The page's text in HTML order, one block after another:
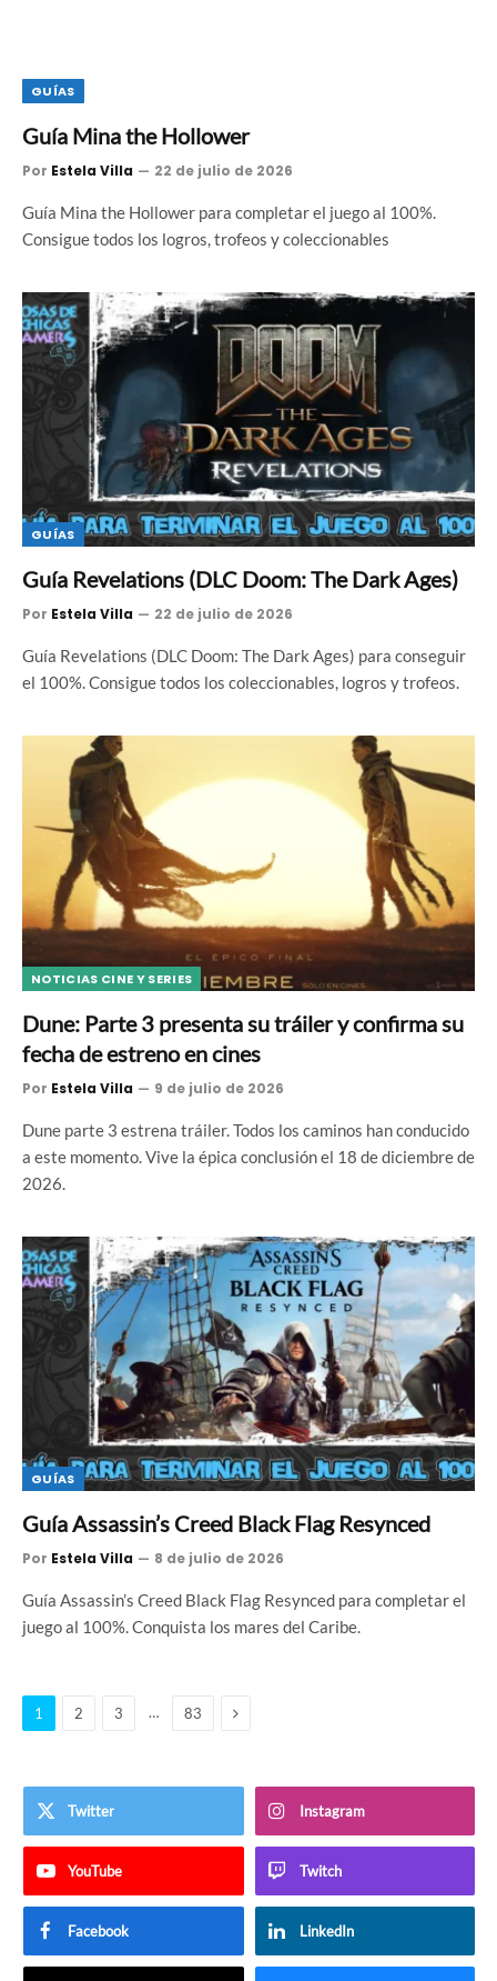
GUÍAS
Guía Mina the Hollower
Por Estela Villa 22 de julio de 2026
Guía Mina the Hollower para completar el juego al 100%.
Consigue todos los logros, trofeos y coleccionables
GUÍAS
Guía Revelations (DLC Doom: The Dark Ages)
Por Estela Villa 22 de julio de 2026
Guía Revelations (DLC Doom: The Dark Ages) para conseguir
el 100%. Consigue todos los coleccionables, logros y trofeos.
NOTICIAS CINE Y SERIES
Dune: Parte 3 presenta su tráiler y confirma su
fecha de estreno en cines
Por Estela Villa 9 de julio de 2026
Dune parte 3 estrena tráiler. Todos los caminos han conducido
a este momento. Vive la épica conclusión el 18 de diciembre de
2026.
GUÍAS
Guía Assassin’s Creed Black Flag Resynced
Por Estela Villa 8 de julio de 2026
Guía Assassin’s Creed Black Flag Resynced para completar el
juego al 100%. Conquista los mares del Caribe.
1 2 3 … 83 Siguiente
Twitter Instagram
YouTube Twitch
Facebook LinkedIn